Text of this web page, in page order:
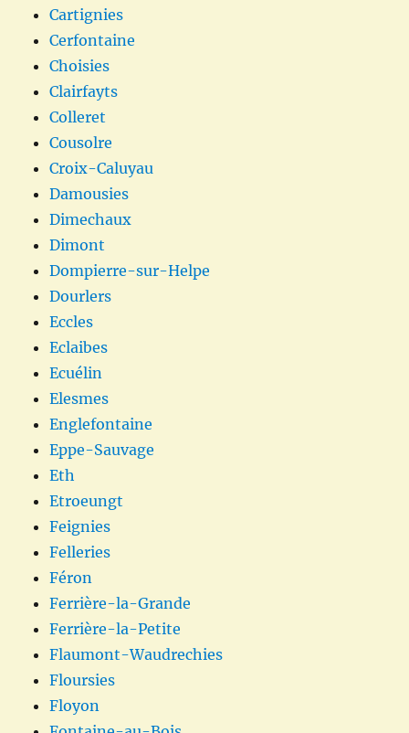
Cartignies
Cerfontaine
Choisies
Clairfayts
Colleret
Cousolre
Croix-Caluyau
Damousies
Dimechaux
Dimont
Dompierre-sur-Helpe
Dourlers
Eccles
Eclaibes
Ecuélin
Elesmes
Englefontaine
Eppe-Sauvage
Eth
Etroeungt
Feignies
Felleries
Féron
Ferrière-la-Grande
Ferrière-la-Petite
Flaumont-Waudrechies
Floursies
Floyon